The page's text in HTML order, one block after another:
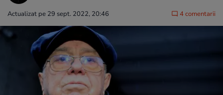
Actualizat pe 29 sept. 2022, 20:46 4 comentarii